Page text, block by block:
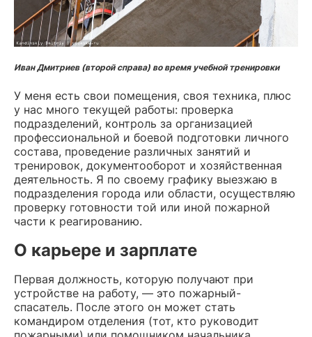
Иван Дмитриев (второй справа) во время учебной тренировки
У меня есть свои помещения, своя техника, плюс
у нас много текущей работы: проверка
подразделений, контроль за организацией
профессиональной и боевой подготовки личного
состава, проведение различных занятий и
тренировок, документооборот и хозяйственная
деятельность. Я по своему графику выезжаю в
подразделения города или области, осуществляю
проверку готовности той или иной пожарной
части к реагированию.
О карьере и зарплате
Первая должность, которую получают при
устройстве на работу, — это пожарный-
спасатель. После этого он может стать
командиром отделения (тот, кто руководит